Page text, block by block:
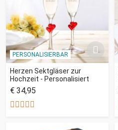
PERSONALISIERBAR
Herzen Sektgläser zur
Hochzeit - Personalisiert
€ 34,95